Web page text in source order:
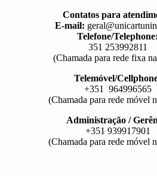
Contatos para
E-mail:
Telefone/Telephone:
351 253992811
(Chamada para rede fixa
Telemóvel/
+351 964996565
(Chamada para rede móvel
Administração /
+351 939917901
(Chamada para rede móvel